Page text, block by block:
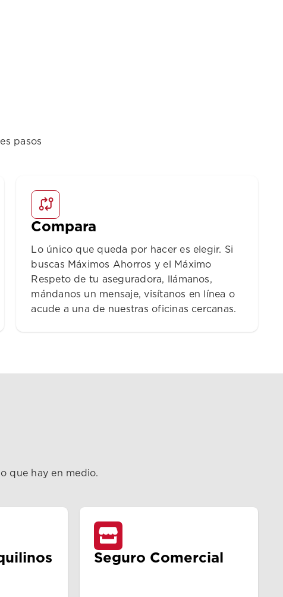
pasos
Compara
Lo único que queda por hacer es elegir. Si
buscas Máximos Ahorros y el Máximo
Respeto de tu aseguradora, llámanos,
mándanos un mensaje, visítanos en línea o
acude a una de nuestras oficinas cercanas.
que hay en medio.
Seguro Comercial